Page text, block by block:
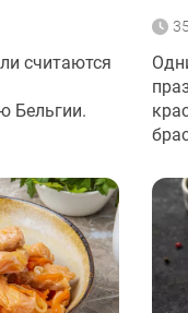
считаются
Бельгии.